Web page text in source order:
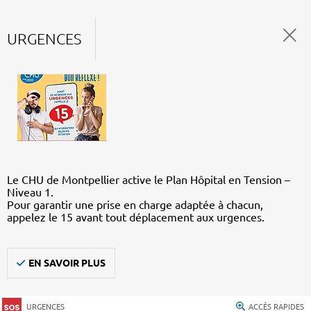
URGENCES
Le CHU de Montpellier active le Plan Hôpital en Tension –
Niveau 1.
Pour garantir une prise en charge adaptée à chacun,
appelez le 15 avant tout déplacement aux urgences.
EN SAVOIR PLUS
URGENCES ACCÈS RAPIDES